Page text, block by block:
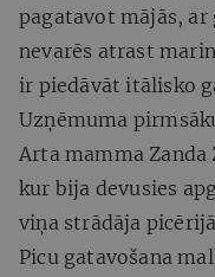
pagatavot mājās, ar
nevarēs atrast
ir piedāvāt itālisko
Uzņēmuma
Arta mamma
kur bija devusies
viņa strādāja
Picu gatavošana